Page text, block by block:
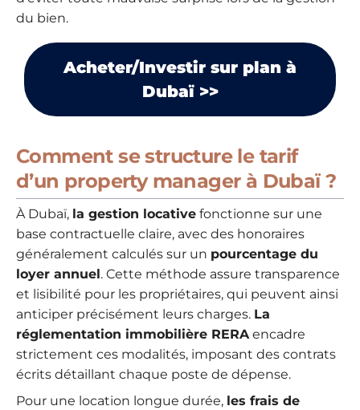
du bien.
Acheter/Investir sur plan à
Dubaï >>
Comment se structure le tarif
d’un property manager à Dubaï ?
À Dubaï, la gestion locative fonctionne sur une
base contractuelle claire, avec des honoraires
généralement calculés sur un pourcentage du
loyer annuel. Cette méthode assure transparence
et lisibilité pour les propriétaires, qui peuvent ainsi
anticiper précisément leurs charges. La
réglementation immobilière RERAencadre
strictement ces modalités, imposant des contrats
écrits détaillant chaque poste de dépense.
Pour une location longue durée, les frais de